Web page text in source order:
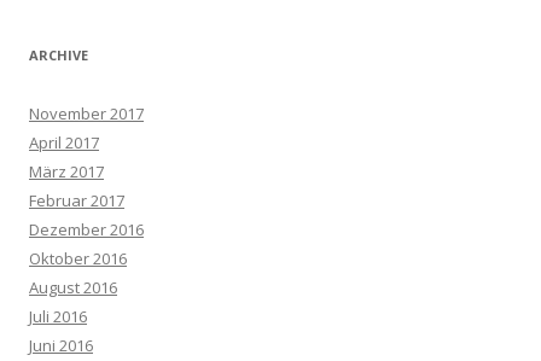
ARCHIVE
November 2017
April 2017
März 2017
Februar 2017
Dezember 2016
Oktober 2016
August 2016
Juli 2016
Juni 2016